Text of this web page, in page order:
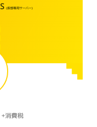
(仮想専用サーバー)